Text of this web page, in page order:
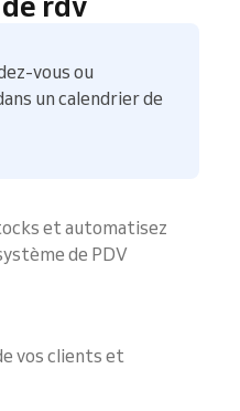
vous ou
un calendrier de
et automatisez
de PDV
vos clients et